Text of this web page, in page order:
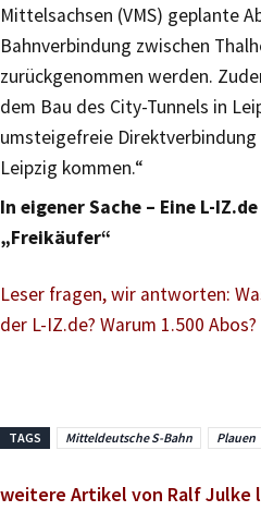
Mittelsachsen (VMS) geplante
Bahnverbindung zwischen
zurückgenommen werden.
dem Bau des City-Tunnels in
umsteigefreie Direktverbindung
Leipzig kommen.“
In eigener Sache – Eine L-
„Freikäufer“
Leser fragen, wir antworten:
der L-IZ.de? Warum 1.500 Abos?
TAGS Mitteldeutsche S-Bahn Plauen
weitere Artikel von Ralf Julke